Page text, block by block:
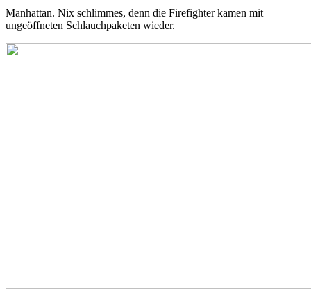
Manhattan. Nix schlimmes, denn die Firefighter kamen mit
ungeöffneten Schlauchpaketen wieder.